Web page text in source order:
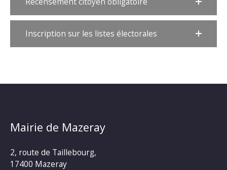
Inscription sur les listes électorales
Mairie de Mazeray
2, route de Taillebourg,
17400 Mazeray